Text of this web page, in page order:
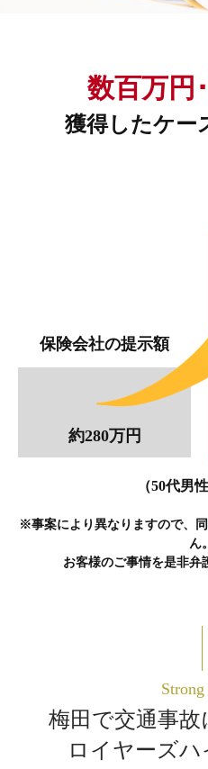
数百万円
獲得したケー
保険会社の提示額
約280万円
（50代男
※事案により異なりますので、
ん。
お客様のご事情を是非弁
梅田で交通事
ロイヤーズ